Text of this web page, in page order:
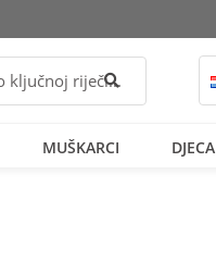
Pretraži
MUŠKARCI DJECA